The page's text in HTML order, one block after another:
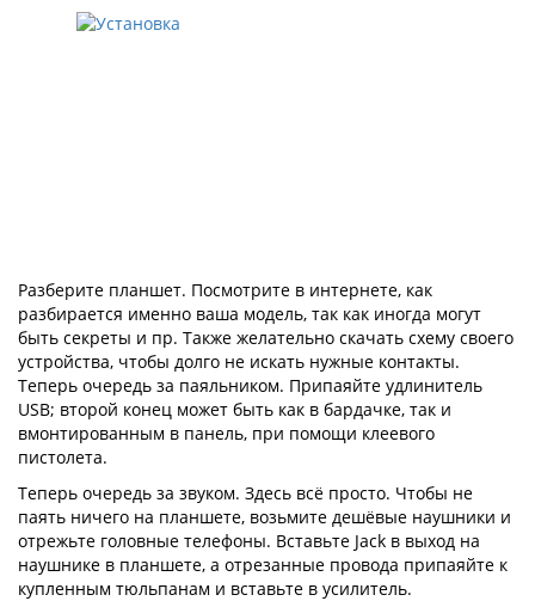
Разберите планшет. Посмотрите в интернете, как
разбирается именно ваша модель, так как иногда могут
быть секреты и пр. Также желательно скачать схему своего
устройства, чтобы долго не искать нужные контакты.
Теперь очередь за паяльником. Припаяйте удлинитель
USB; второй конец может быть как в бардачке, так и
вмонтированным в панель, при помощи клеевого
пистолета.
Теперь очередь за звуком. Здесь всё просто. Чтобы не
паять ничего на планшете, возьмите дешёвые наушники и
отрежьте головные телефоны. Вставьте Jack в выход на
наушнике в планшете, а отрезанные провода припаяйте к
купленным тюльпанам и вставьте в усилитель.